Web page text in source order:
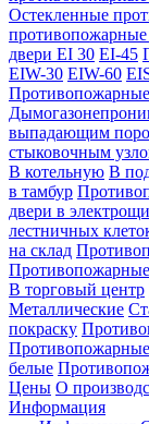
Остекленные
противопожарные
двери EI 30 EI-45
EIW-30 EIW-60
выпадающим
стыковочным
В котельную В
в тамбур
двери в
лестничных
на склад
В торговый центр
Металлические
покраску
белые
Цены О
Информация